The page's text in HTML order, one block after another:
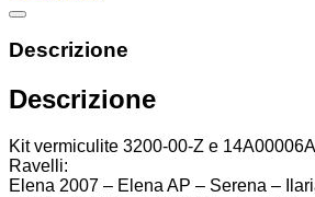
Descrizione
Descrizione
Kit vermiculite 3200-00-Z e
Ravelli:
Elena 2007 – Elena AP – Serena –